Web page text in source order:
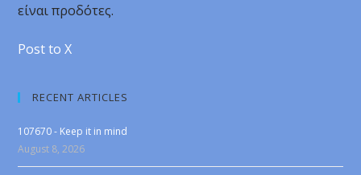
είναι προδότες.
Post to X
RECENT ARTICLES
107670 - Keep it in mind
August 8, 2026